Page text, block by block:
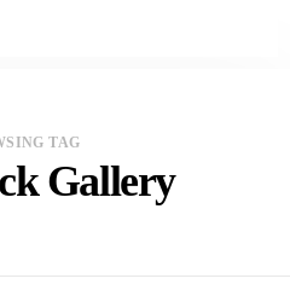
TAG
Gallery